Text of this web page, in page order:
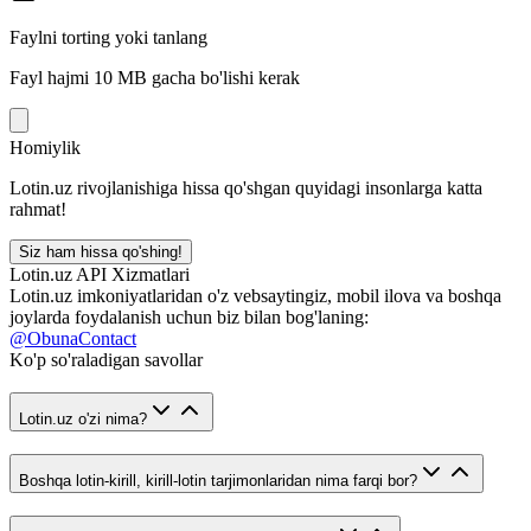
Faylni torting yoki tanlang
Fayl hajmi 10 MB gacha bo'lishi kerak
Homiylik
Lotin.uz rivojlanishiga hissa qo'shgan quyidagi insonlarga katta
rahmat!
Siz ham hissa qo'shing!
Lotin.uz API Xizmatlari
Lotin.uz imkoniyatlaridan o'z vebsaytingiz, mobil ilova va boshqa
joylarda foydalanish uchun biz bilan bog'laning:
@ObunaContact
Ko'p so'raladigan savollar
Lotin.uz o'zi nima?
Boshqa lotin-kirill, kirill-lotin tarjimonlaridan nima farqi bor?